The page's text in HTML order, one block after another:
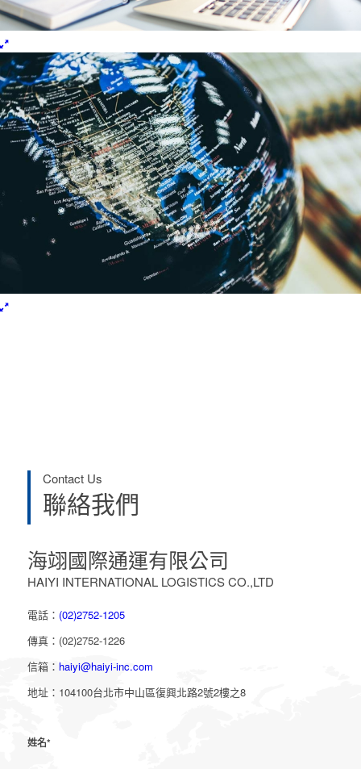
Contact Us
聯絡我們
海翊國際通運有限公司
HAIYI INTERNATIONAL LOGISTICS CO.,LTD
電話： (02)2752-1205
傳真：(02)2752-1226
信箱： haiyi@haiyi-inc.com
地址：104100台北市中山區復興北路2號2樓之8
姓名*